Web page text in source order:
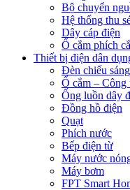
Bộ chuyển
Hệ thống thu
Dây cáp điện
Ổ cắm phích
Thiết bị điện dân
Đèn chiếu sáng
Ổ cắm – Công
Ống luồn dây
Đồng hồ điện
Quạt
Phích nước
Bếp điện từ
Máy nước
Máy bơm
FPT Smart